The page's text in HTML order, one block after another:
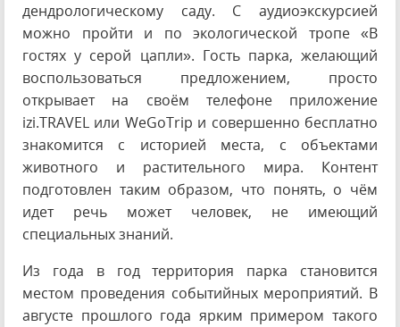
дендрологическому саду. С аудиоэкскурсией
можно пройти и по экологической тропе «В
гостях у серой цапли». Гость парка, желающий
воспользоваться предложением, просто
открывает на своём телефоне приложение
izi.TRAVEL или WeGoTrip и совершенно бесплатно
знакомится с историей места, с объектами
животного и растительного мира. Контент
подготовлен таким образом, что понять, о чём
идет речь может человек, не имеющий
специальных знаний.
Из года в год территория парка становится
местом проведения событийных мероприятий. В
августе прошлого года ярким примером такого